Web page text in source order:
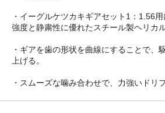
・イーグルケツカキギアセット1：1.56用
強度と静粛性に優れたスチール製ヘリカル
・ギアを歯の形状を曲線にすることで、
上げる。
・スムーズな噛み合わせで、力強いドリ